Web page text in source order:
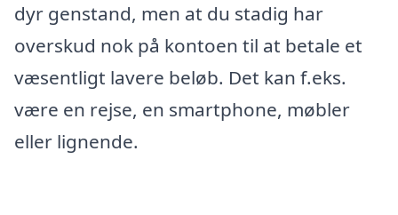
dyr genstand, men at du stadig har
overskud nok på kontoen til at betale et
væsentligt lavere beløb. Det kan f.eks.
være en rejse, en smartphone, møbler
eller lignende.